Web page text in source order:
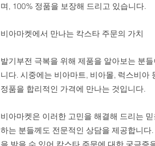
며, 100% 정품을 보장해 드리고 있습니다.
비아마켓에서 만나는 칵스타 주문의 가치
발기부전 극복을 위해 제품을 알아보는 분
니다. 시중에는 비아마트, 비아몰, 럭스비아
정품을 합리적인 가격에 만나는 것입니다.
비아마켓은 이러한 고민을 해결해 드리는
하는 분들께도 전문적인 상담을 제공합니
을 받을 수 있어 칵스타 주문에 대한 궁금